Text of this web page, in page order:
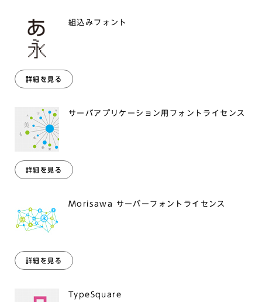
組込みフォント
詳細を見る
サーバアプリケーション用フォントライセンス
詳細を見る
Morisawa サーバーフォントライセンス
詳細を見る
TypeSquare